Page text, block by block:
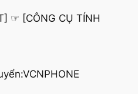
☞ [CÔNG CỤ TÍNH